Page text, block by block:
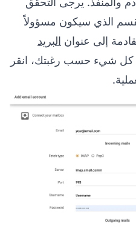
الذي سيكون مسؤولاً
إلى عنوان البريد
كل شيء حسب رغبتك، انقر